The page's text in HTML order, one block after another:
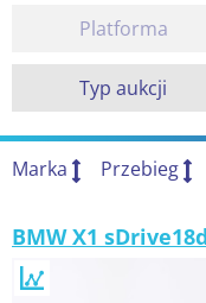
Platforma
Typ aukcji
Marka Przebieg
BMW X1